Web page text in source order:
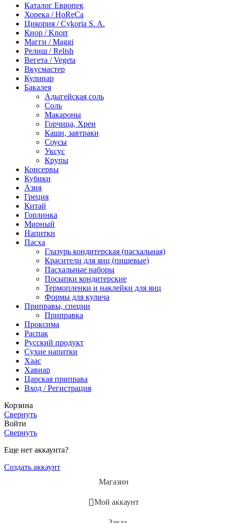
Каталог Европек
Хорека / HoReCa
Цикория / Cykoria S. A.
Кнор / Knorr
Магги / Maggi
Релиш / Relish
Вегета / Vegeta
Вкусмастер
Кулинар
Бакалея
Адыгейская соль
Соль
Макароны
Горчица, Хрен
Каши, завтраки
Соусы
Уксус
Крупы
Консервы
Кубики
Азия
Греция
Китай
Горлинка
Мирный
Напитки
Пасха
Глазурь кондитерская (пасхальная)
Красители для яиц (пищевые)
Пасхальные наборы
Посыпки кондитерские
Термопленки и наклейки для яиц
Формы для кулича
Приправы, специи
Приправка
Проксима
Распак
Русский продукт
Сухие напитки
Хаас
Хавиар
Царская приправа
Вход / Регистрация
Корзина
Свернуть
Войти
Свернуть
Еще нет аккаунта?
Создать аккаунт
Магазин
Мой аккаунт